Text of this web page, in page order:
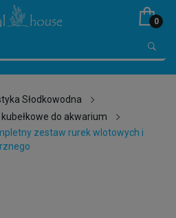
0
Słodkowodna
kubełkowe do akwarium
zestaw rurek wlotowych i